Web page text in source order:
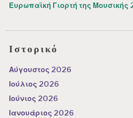
Ευρωπαϊκή Γιορτή της Μουσικής
Ιστορικό
Αύγουστος 2026
Ιούλιος 2026
Ιούνιος 2026
Ιανουάριος 2026